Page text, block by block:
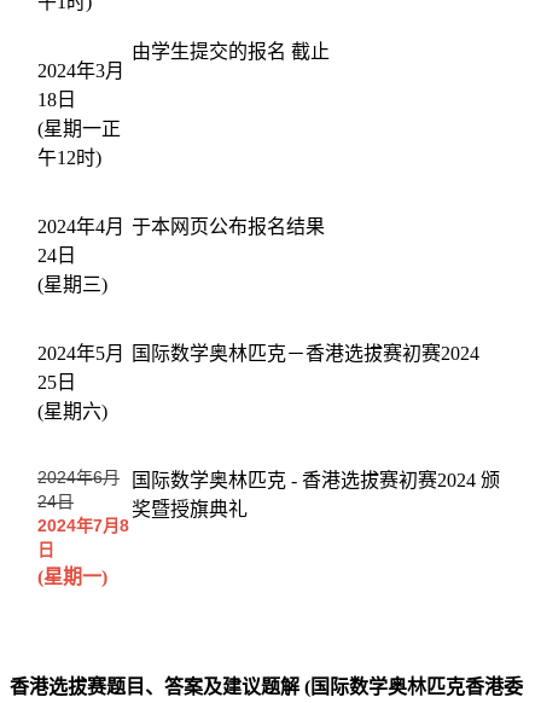
2024年3月
18日
(星期一正
午12时)
由学生提交的报名 截止
2024年4月
24日
(星期三)
于本网页公布报名结果
2024年5月
25日
(星期六)
国际数学奥林匹克－香港选拔赛初赛2024
2024年6月
24日
2024年7月8
日
(星期一)
国际数学奥林匹克 - 香港选拔赛初赛2024 颁
奖暨授旗典礼
香港选拔赛题目、答案及建议题解 (国际数学奥林匹克香港委